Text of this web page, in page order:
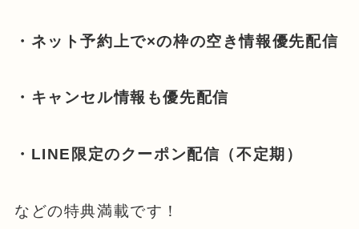
・ネット予約上で×の枠の空き情報優先配信
・キャンセル情報も優先配信
・LINE限定のクーポン配信（不定期）
などの特典満載です！